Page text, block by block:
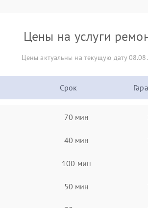
Цены на услуги
Цены актуальны на текущую дату
Срок
70 мин
40 мин
100 мин
50 мин